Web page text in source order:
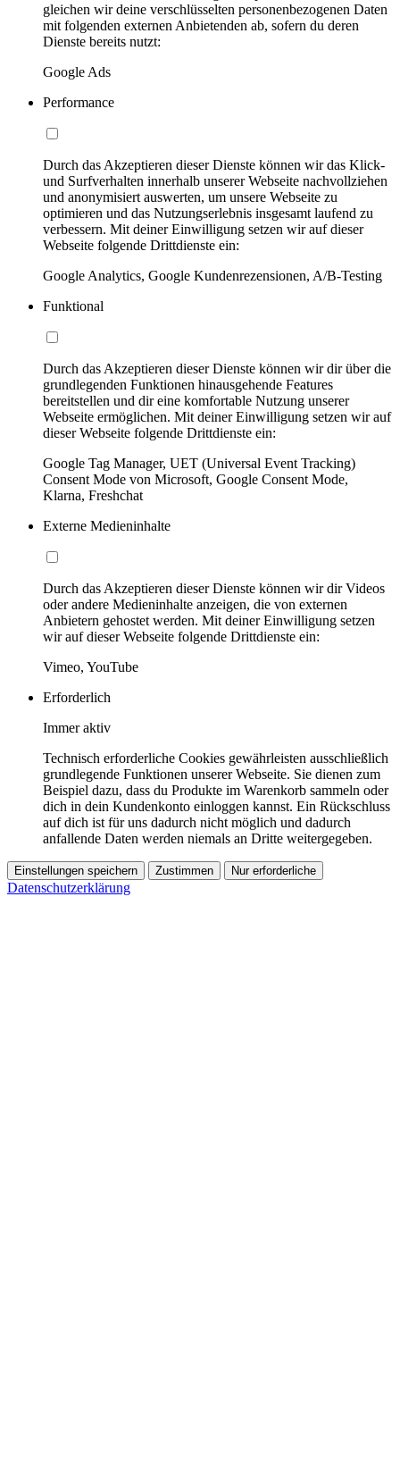
gleichen wir deine verschlüsselten personenbezogenen Daten
mit folgenden externen Anbietenden ab, sofern du deren
Dienste bereits nutzt:
Google Ads
Performance
Durch das Akzeptieren dieser Dienste können wir das Klick-
und Surfverhalten innerhalb unserer Webseite nachvollziehen
und anonymisiert auswerten, um unsere Webseite zu
optimieren und das Nutzungserlebnis insgesamt laufend zu
verbessern. Mit deiner Einwilligung setzen wir auf dieser
Webseite folgende Drittdienste ein:
Google Analytics, Google Kundenrezensionen, A/B-Testing
Funktional
Durch das Akzeptieren dieser Dienste können wir dir über die
grundlegenden Funktionen hinausgehende Features
bereitstellen und dir eine komfortable Nutzung unserer
Webseite ermöglichen. Mit deiner Einwilligung setzen wir auf
dieser Webseite folgende Drittdienste ein:
Google Tag Manager, UET (Universal Event Tracking)
Consent Mode von Microsoft, Google Consent Mode,
Klarna, Freshchat
Externe Medieninhalte
Durch das Akzeptieren dieser Dienste können wir dir Videos
oder andere Medieninhalte anzeigen, die von externen
Anbietern gehostet werden. Mit deiner Einwilligung setzen
wir auf dieser Webseite folgende Drittdienste ein:
Vimeo, YouTube
Erforderlich
Immer aktiv
Technisch erforderliche Cookies gewährleisten ausschließlich
grundlegende Funktionen unserer Webseite. Sie dienen zum
Beispiel dazu, dass du Produkte im Warenkorb sammeln oder
dich in dein Kundenkonto einloggen kannst. Ein Rückschluss
auf dich ist für uns dadurch nicht möglich und dadurch
anfallende Daten werden niemals an Dritte weitergegeben.
Einstellungen speichern Zustimmen Nur erforderliche
Datenschutzerklärung